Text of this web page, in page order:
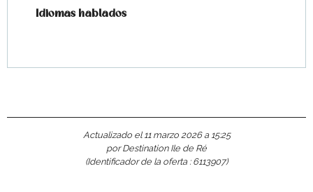
Idiomas hablados
Idiomas hablados
Actualizado el 11 marzo 2026 a 15:25
por Destination Ile de Ré
(Identificador de la oferta : 6113907)